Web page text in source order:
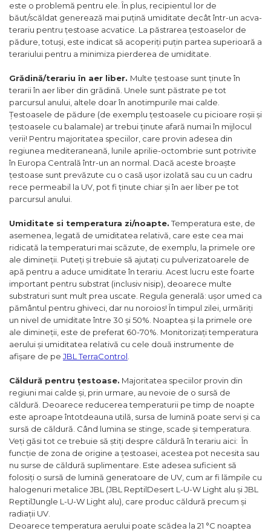
este o problemă pentru ele. În plus, recipientul lor de
băut/scăldat generează mai puțină umiditate decât într-un acva-
terariu pentru țestoase acvatice. La păstrarea țestoaselor de
pădure, totuși, este indicat să acoperiți puțin partea superioară a
terariului pentru a minimiza pierderea de umiditate.
Grădină/terariu în aer liber. Multe țestoase sunt ținute în
terarii în aer liber din grădină. Unele sunt păstrate pe tot
parcursul anului, altele doar în anotimpurile mai calde.
Țestoasele de pădure (de exemplu țestoasele cu picioare roșii și
țestoasele cu balamale) ar trebui ținute afară numai în mijlocul
verii! Pentru majoritatea speciilor, care provin adesea din
regiunea mediteraneană, lunile aprilie-octombrie sunt potrivite
în Europa Centrală într-un an normal. Dacă aceste broaște
țestoase sunt prevăzute cu o casă ușor izolată sau cu un cadru
rece permeabil la UV, pot fi ținute chiar și în aer liber pe tot
parcursul anului.
Umiditate si temperatura zi/noapte.Temperatura este, de
asemenea, legată de umiditatea relativă, care este cea mai
ridicată la temperaturi mai scăzute, de exemplu, la primele ore
ale dimineții. Puteți și trebuie să ajutați cu pulverizatoarele de
apă pentru a aduce umiditate în terariu. Acest lucru este foarte
important pentru substrat (inclusiv nisip), deoarece multe
substraturi sunt mult prea uscate. Regula generală: ușor umed ca
pământul pentru ghiveci, dar nu noroios! În timpul zilei, urmăriți
un nivel de umiditate între 30 și 50%. Noaptea și la primele ore
ale dimineții, este de preferat 60-70%. Monitorizați temperatura
aerului și umiditatea relativă cu cele două instrumente de
afișare de pe JBL TerraControl
Căldură pentru țestoase. Majoritatea speciilor provin din
regiuni mai calde și, prin urmare, au nevoie de o sursă de
căldură. Deoarece reducerea temperaturii pe timp de noapte
este aproape întotdeauna utilă, sursa de lumină poate servi și ca
sursă de căldură. Când lumina se stinge, scade și temperatura.
Veți găsi tot ce trebuie să știți despre căldură în terariu aici: În
funcție de zona de origine a țestoasei, acestea pot necesita sau
nu surse de căldură suplimentare. Este adesea suficient să
folosiți o sursă de lumină generatoare de UV, cum ar fi lămpile cu
halogenuri metalice JBL (JBL ReptilDesert L-U-W Light alu și JBL
ReptilJungle L-U-W Light alu), care produc căldură precum și
radiații UV.
Deoarece temperatura aerului poate scădea la 21 °C noaptea